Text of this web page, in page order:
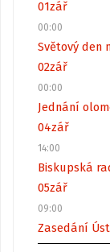
01zář
00:00
Světový den
02zář
00:00
Jednání
04zář
14:00
Biskupská
05zář
09:00
Zasedání